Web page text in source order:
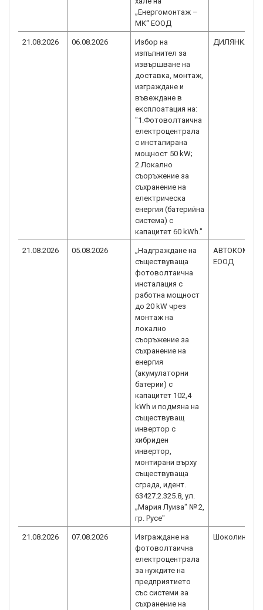
„Енергомонтаж –
МК“ ЕООД
21.08.2026 06.08.2026
Избор на
изпълнител за
извършване на
доставка, монтаж,
изграждане и
въвеждане в
експлоатация на:
"1.Фотоволтаична
електроцентрала
с инсталирана
мощност 50 kW;
2.Локално
съоръжение за
съхранение на
електрическа
енергия (батерийна
система) с
капацитет 60 kWh."
ДИЛЯНКА 61
21.08.2026 05.08.2026
„Надграждане на
съществуваща
фотоволтаична
инсталация с
работна мощност
до 20 kW чрез
монтаж на
локално
съоръжение за
съхранение на
енергия
(акумулаторни
батерии) с
капацитет 102,4
kWh и подмяна на
съществуващ
инвертор с
хибриден
инвертор,
монтирани върху
съществуваща
сграда, идент.
63427.2.325.8, ул.
„Мария Луиза" № 2,
гр. Русе"
ЕООД
21.08.2026 07.08.2026
Изграждане на
фотоволтаична
електроцентрала
за нуждите на
предприятието
със системи за
съхранение на
Шоколино